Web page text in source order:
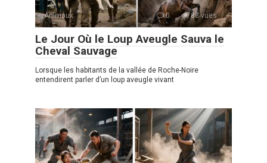
Animaux 0 88 vues
Le Jour Où le Loup Aveugle Sauva le
Cheval Sauvage
Lorsque les habitants de la vallée de Roche-Noire
entendirent parler d’un loup aveugle vivant